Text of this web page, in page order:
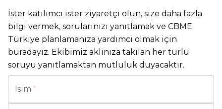
İster katılımcı ister ziyaretçi olun, size daha fazla
bilgi vermek, sorularınızı yanıtlamak ve CBME
Türkiye planlamanıza yardımcı olmak için
buradayız. Ekibimiz aklınıza takılan her türlü
soruyu yanıtlamaktan mutluluk duyacaktır.
Isim *